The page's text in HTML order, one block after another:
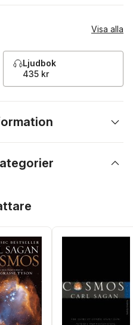
Visa alla
Ljudbok
435 kr